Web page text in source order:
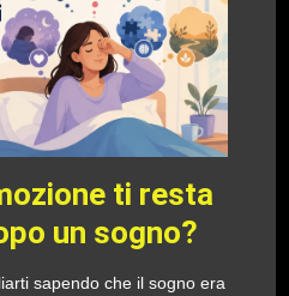
ti resta
un sogno?
sapendo che il sogno era